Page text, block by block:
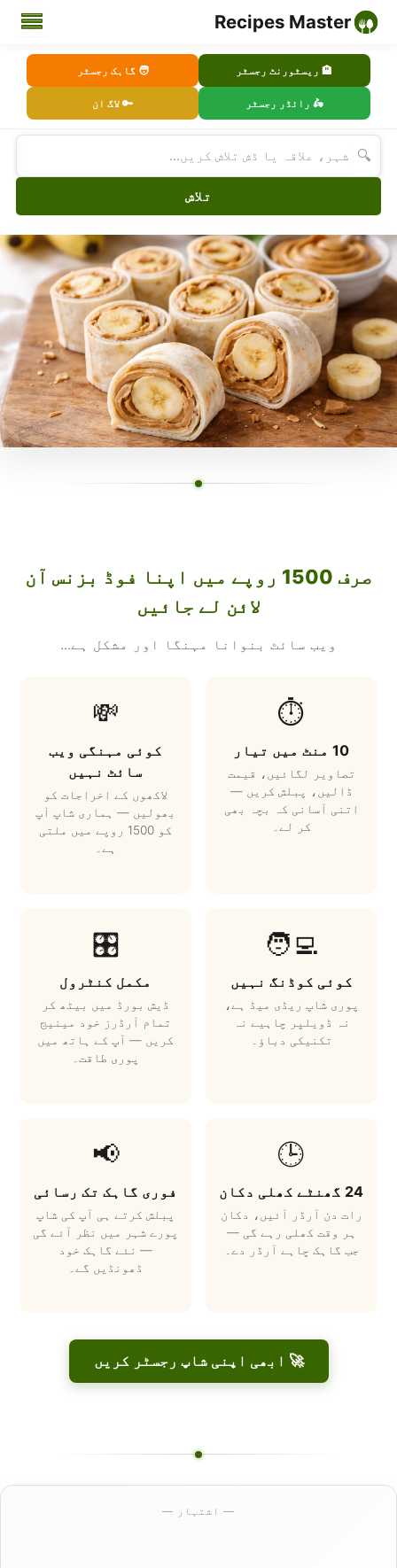
Recipes Master
🏨 ریسٹورنٹ رجسٹر 🧑 گاہک رجسٹر
🛵 رائڈر رجسٹر 🔑 لاگ ان
🔍
تلاش
صرف 1500 روپے میں اپنا فوڈ بزنس آن
لائن لے جائیں
ویب سائٹ بنوانا مہنگا اور مشکل ہے...
⏱️
10 منٹ میں تیار
تصاویر لگائیں، قیمت
ڈالیں، پبلش کریں —
اتنی آسانی کہ بچہ بھی
کر لے۔
💸
کوئی مہنگی ویب
سائٹ نہیں
لاکھوں کے اخراجات کو
بھولیں — ہماری شاپ آپ
کو 1500 روپے میں ملتی
ہے۔
🧑‍💻
کوئی کوڈنگ نہیں
پوری شاپ ریڈی میڈ ہے،
نہ ڈویلپر چاہیے نہ
تکنیکی دباؤ۔
🎛️
مکمل کنٹرول
ڈیش بورڈ میں بیٹھ کر
تمام آرڈرز خود مینیج
کریں — آپ کے ہاتھ میں
پوری طاقت۔
🕒
24 گھنٹے کھلی دکان
رات دن آرڈر آئیں، دکان
ہر وقت کھلی رہے گی —
جب گاہک چاہے آرڈر دے۔
📢
فوری گاہک تک رسائی
پبلش کرتے ہی آپ کی شاپ
پورے شہر میں نظر آئے گی
— نئے گاہک خود
ڈھونڈیں گے۔
🚀 ابھی اپنی شاپ رجسٹر کریں
— اشتہار —